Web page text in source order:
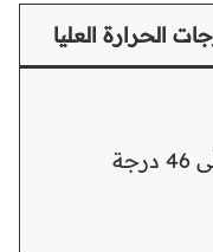
الحرارة العليا